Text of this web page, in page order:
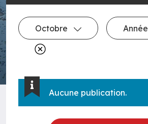
Octobre Année
Aucune publication.